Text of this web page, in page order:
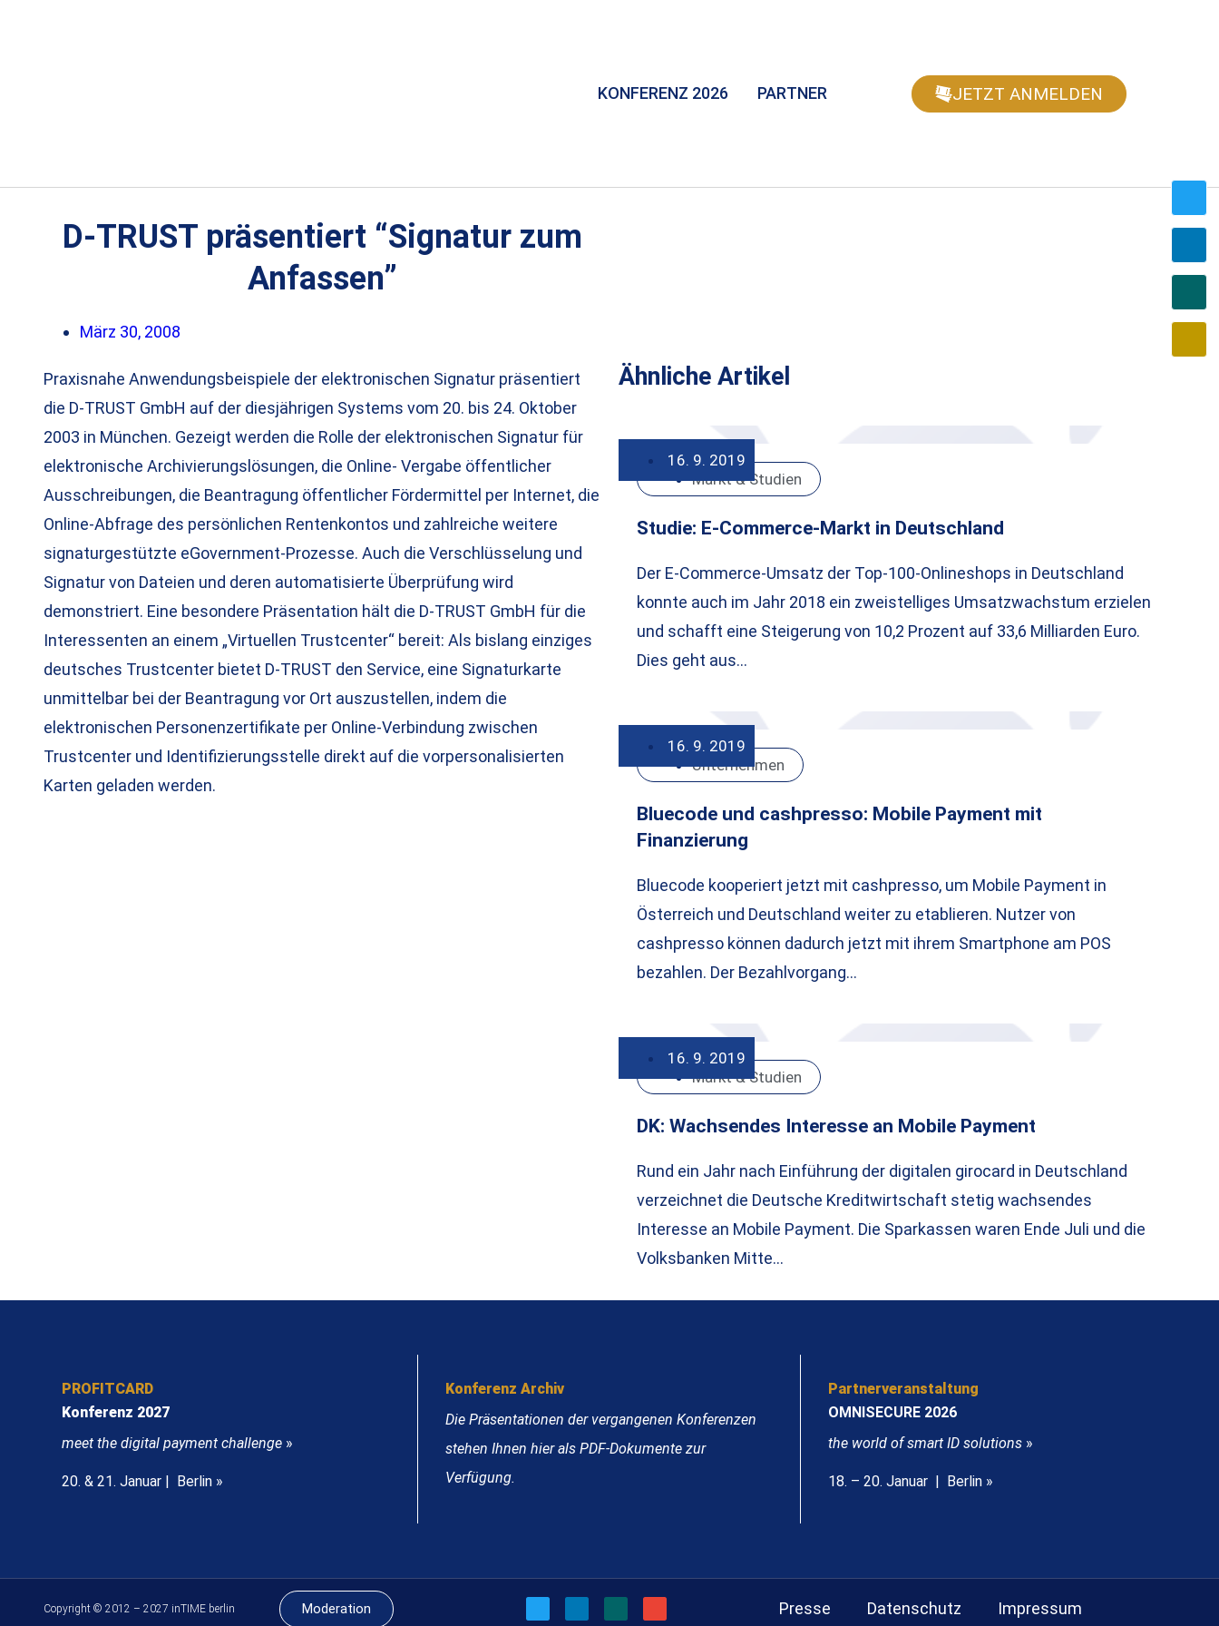
KONFERENZ 2026 PARTNER JETZT ANMELDEN
D-TRUST präsentiert “Signatur zum
Anfassen”
März 30, 2008
Praxisnahe Anwendungsbeispiele der elektronischen Signatur präsentiert
die D-TRUST GmbH auf der diesjährigen Systems vom 20. bis 24. Oktober
2003 in München. Gezeigt werden die Rolle der elektronischen Signatur für
elektronische Archivierungslösungen, die Online- Vergabe öffentlicher
Ausschreibungen, die Beantragung öffentlicher Fördermittel per Internet, die
Online-Abfrage des persönlichen Rentenkontos und zahlreiche weitere
signaturgestützte eGovernment-Prozesse. Auch die Verschlüsselung und
Signatur von Dateien und deren automatisierte Überprüfung wird
demonstriert. Eine besondere Präsentation hält die D-TRUST GmbH für die
Interessenten an einem „Virtuellen Trustcenter“ bereit: Als bislang einziges
deutsches Trustcenter bietet D-TRUST den Service, eine Signaturkarte
unmittelbar bei der Beantragung vor Ort auszustellen, indem die
elektronischen Personenzertifikate per Online-Verbindung zwischen
Trustcenter und Identifizierungsstelle direkt auf die vorpersonalisierten
Karten geladen werden.
Ähnliche Artikel
16. 9. 2019
Markt & Studien
Studie: E-Commerce-Markt in Deutschland
Der E-Commerce-Umsatz der Top-100-Onlineshops in Deutschland
konnte auch im Jahr 2018 ein zweistelliges Umsatzwachstum erzielen
und schafft eine Steigerung von 10,2 Prozent auf 33,6 Milliarden Euro.
Dies geht aus…
16. 9. 2019
Unternehmen
Bluecode und cashpresso: Mobile Payment mit
Finanzierung
Bluecode kooperiert jetzt mit cashpresso, um Mobile Payment in
Österreich und Deutschland weiter zu etablieren. Nutzer von
cashpresso können dadurch jetzt mit ihrem Smartphone am POS
bezahlen. Der Bezahlvorgang…
16. 9. 2019
Markt & Studien
DK: Wachsendes Interesse an Mobile Payment
Rund ein Jahr nach Einführung der digitalen girocard in Deutschland
verzeichnet die Deutsche Kreditwirtschaft stetig wachsendes
Interesse an Mobile Payment. Die Sparkassen waren Ende Juli und die
Volksbanken Mitte…
PROFITCARD
Konferenz 2027
meet the digital payment challenge »
20. & 21. Januar | Berlin »
Konferenz Archiv
Die Präsentationen der vergangenen Konferenzen
stehen Ihnen hier als PDF-Dokumente zur
Verfügung.
Partnerveranstaltung
OMNISECURE 2026
the world of smart ID solutions »
18. – 20. Januar | Berlin »
Copyright © 2012 – 2027 inTIME berlin Moderation Presse Datenschutz Impressum